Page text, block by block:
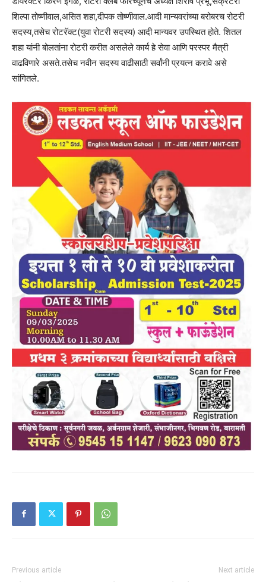
शिल्पा तोष्णीवाल,असित शहा,दीपक तोष्णीवाल.आदी मान्यवरांच्या बरोबरच रोटरी
सदस्य,तसेच रोटरॅक्ट(युवा रोटरी सदस्य) आदी मान्यवर उपस्थित होते. शितल
शहा यांनी बोलतांना रोटरी करीत असलेले कार्य हे सेवा आणि परस्पर मैत्री
वाढविणारे असते.तसेच नवीन सदस्य वाढीसाठी सर्वांनी प्रयत्न करावे असे
सांगितले.
Previous article Next article